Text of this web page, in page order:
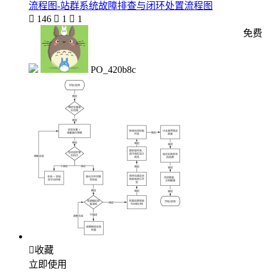
流程图-站群系统故障排查与闭环处置流程图
 146  1  1
PO_420b8c
免费
收藏
立即使用